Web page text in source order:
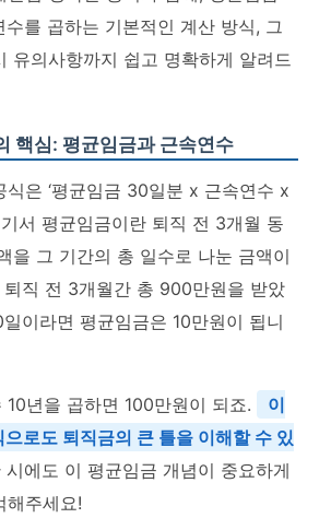
를 곱하는 기본적인 계산 방식, 그
유의사항까지 쉽고 명확하게 알려드
핵심: 평균임금과 근속연수
식은 ‘평균임금 30일분 x 근속연수 x
기서 평균임금이란 퇴직 전 3개월 동
을 그 기간의 총 일수로 나눈 금액이
퇴직 전 3개월간 총 900만원을 받았
이라면 평균임금은 10만원이 됩니
10년을 곱하면 100만원이 되죠.
이
로도 퇴직금의 큰 틀을 이해할 수 있
시에도 이 평균임금 개념이 중요하게
해주세요!